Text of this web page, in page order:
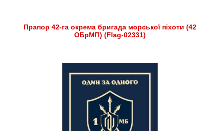
Прапор 42-га окрема бригада морської піхоти (42
ОБрМП) (Flag-02331)